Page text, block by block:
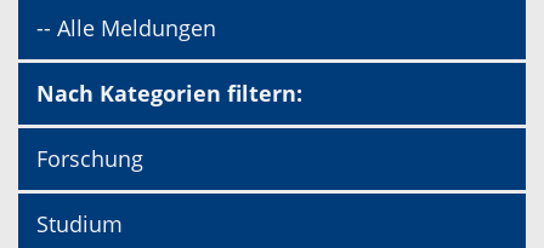
-- Alle Meldungen
Nach Kategorien filtern:
Forschung
Studium